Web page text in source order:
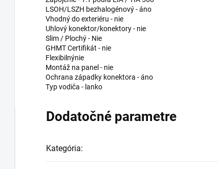
LSOH/LSZH bezhalogénový - áno
Vhodný do exteriéru - nie
Uhlový konektor/konektory - nie
Slim / Plochý - Nie
GHMT Certifikát - nie
Flexibilnýnie
Montáž na panel - nie
Ochrana západky konektora - áno
Typ vodiča - lanko
Dodatočné parametre
Kategória: